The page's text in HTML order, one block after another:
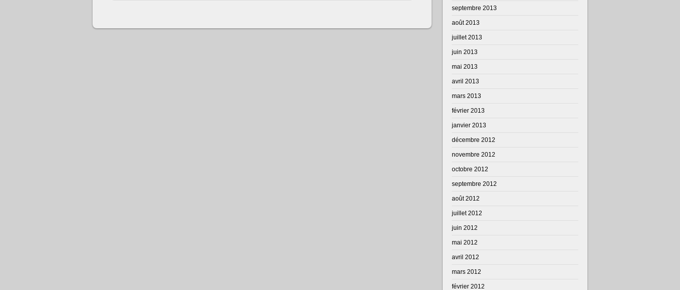
septembre 2013
août 2013
juillet 2013
juin 2013
mai 2013
avril 2013
mars 2013
février 2013
janvier 2013
décembre 2012
novembre 2012
octobre 2012
septembre 2012
août 2012
juillet 2012
juin 2012
mai 2012
avril 2012
mars 2012
février 2012